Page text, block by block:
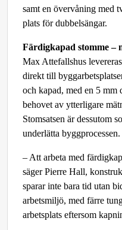
samt en övervåning med
plats för dubbelsängar.
Färdigkapad stomme –
Max Attefallshus
direkt till
och kapad, med en 5 mm
behovet av ytterligare
Stomsatsen är dessutom
underlätta byggprocessen.
– Att arbeta med
säger Pierre Hall,
sparar inte bara tid utan
arbetsmiljö, med färre
arbetsplats eftersom